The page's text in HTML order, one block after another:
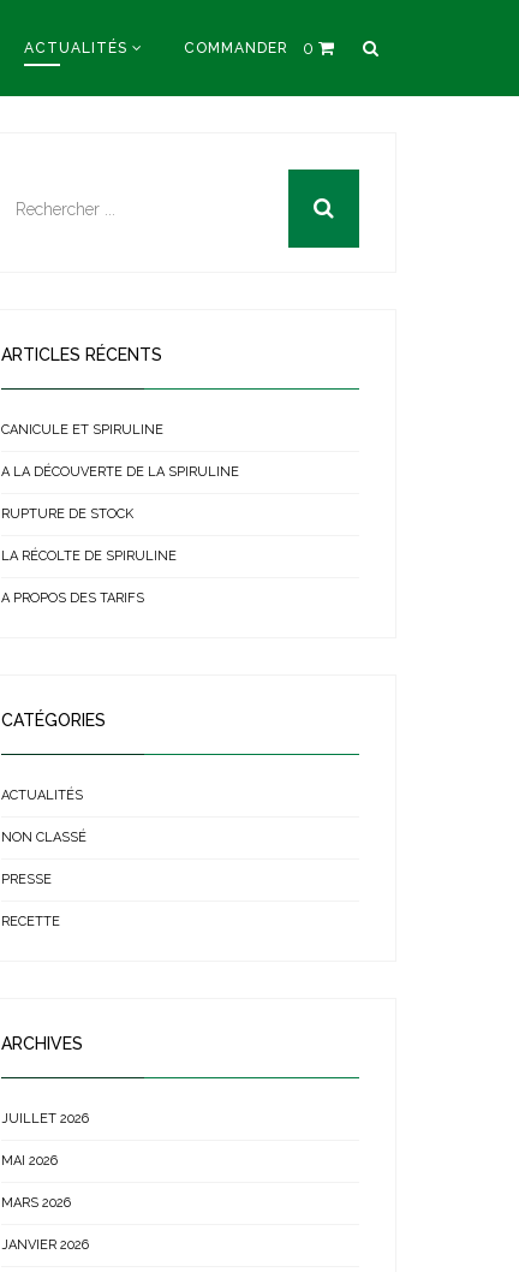
ACTUALITÉS COMMANDER 0
ARTICLES RÉCENTS
CANICULE ET SPIRULINE
A LA DÉCOUVERTE DE LA SPIRULINE
RUPTURE DE STOCK
LA RÉCOLTE DE SPIRULINE
A PROPOS DES TARIFS
CATÉGORIES
ACTUALITÉS
NON CLASSÉ
PRESSE
RECETTE
ARCHIVES
JUILLET 2026
MAI 2026
MARS 2026
JANVIER 2026